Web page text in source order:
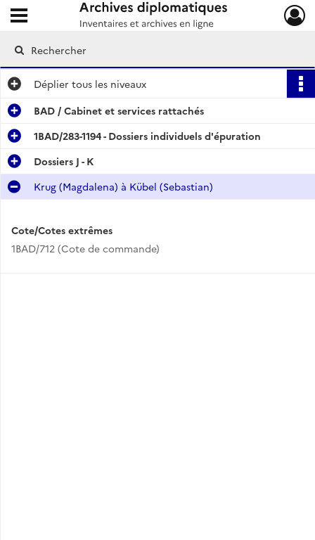
Archives diplomatiques
Ouvrir le menu déroulant
Déplier tous les niveaux
BAD / Cabinet et services rattachés
1BAD/283-1194 - Dossiers individuels d'épuration
Dossiers J - K
Krug (Magdalena) à Kübel (Sebastian)
Cote/Cotes extrêmes
1BAD/712 (Cote de commande)